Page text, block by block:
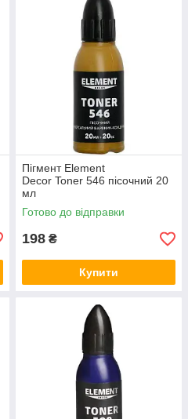
Пігмент Element
Decor Toner 546 пісочний 20
мл
Готово до відправки
198 ₴
Купити